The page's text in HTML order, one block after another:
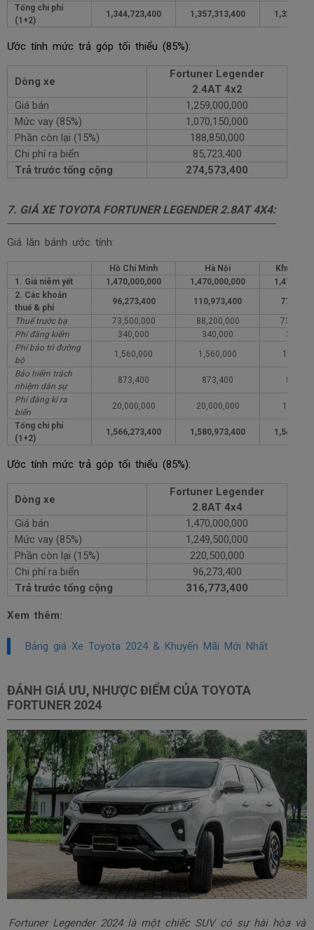
Tổng chi phí
(1+2)
1,344,723,400 1,357,313,400
Ước tính mức trả góp tối thiểu (85%):
Dòng xe
Fortuner Legender
2.4AT 4x2
Giá bán
1,259,000,000
Mức vay (85%)
1,070,150,000
Phần còn lại (15%)
188,850,000
Chi phí ra biển
85,723,400
Trả trước tổng cộng
274,573,400
7. GIÁ XE TOYOTA FORTUNER LEGENDER 2.8AT 4X4:
Giá lăn bánh ước tính:
Hồ Chí Minh Hà Nội
Khu vực
1. Giá niêm yết
1,470,000,000 1,470,000,000
2. Các khoản
thuế & phí
96,273,400 110,973,400
Thuế trước bạ
73,500,000 88,200,000
Phí đăng kiểm
340,000 340,000
Phí bảo trì đường
bộ
1,560,000 1,560,000
Bảo hiểm trách
nhiệm dân sự
873,400 873,400
Phí đăng kí ra
biển
20,000,000 20,000,000
Tổng chi phí
(1+2)
1,566,273,400 1,580,973,400
Ước tính mức trả góp tối thiểu (85%):
Dòng xe
Fortuner Legender
2.8AT 4x4
Giá bán
1,470,000,000
Mức vay (85%)
1,249,500,000
Phần còn lại (15%)
220,500,000
Chi phí ra biển
96,273,400
Trả trước tổng cộng
316,773,400
Xem thêm:
Bảng giá Xe Toyota 2024 & Khuyến Mãi Mới Nhất
ĐÁNH GIÁ ƯU, NHƯỢC ĐIỂM CỦA TOYOTA
FORTUNER 2024
Fortuner Legender 2024 là một chiếc SUV có sự hài hòa và